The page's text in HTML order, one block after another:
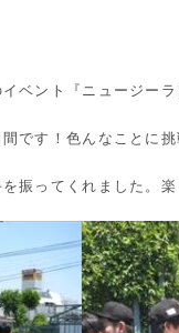
ベント『ニュージーラ
です！色んなことに
振ってくれました。